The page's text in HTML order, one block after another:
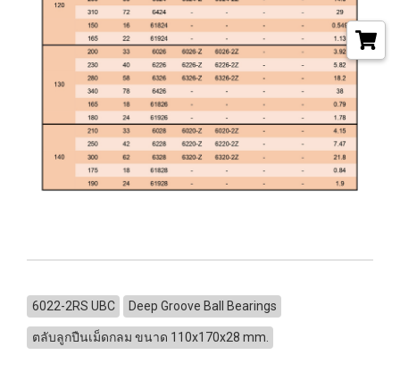
6022-2RS UBC Deep Groove Ball Bearings
ตลับลูกปืนเม็ดกลม ขนาด 110x170x28 mm.